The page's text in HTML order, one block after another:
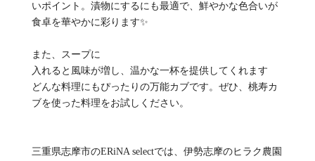
いポイント。漬物にするにも最適で、鮮やかな色合いが
食卓を華やかに彩ります✨
また、スープに
入れると風味が増し、温かな一杯を提供してくれます
どんな料理にもぴったりの万能カブです。ぜひ、桃寿カ
ブを使った料理をお試しください。
三重県志摩市のERiNA selectでは、伊勢志摩のヒラク農園